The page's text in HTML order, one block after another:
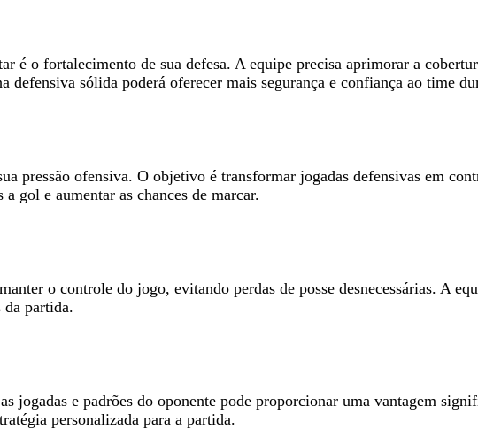
é o fortalecimento de sua defesa. A equipe precisa aprimorar a
sólida poderá oferecer mais segurança e confiança ao time
pressão ofensiva. O objetivo é transformar jogadas defensivas em
gol e aumentar as chances de marcar.
o controle do jogo, evitando perdas de posse desnecessárias. A
partida.
jogadas e padrões do oponente pode proporcionar uma vantagem
personalizada para a partida.